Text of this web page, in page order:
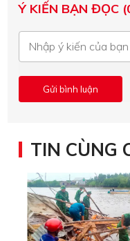
Ý KIẾN BẠN ĐỌC
TIN CÙNG